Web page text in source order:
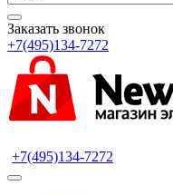
Заказать звонок
+7(495)134-7272
+7(495)134-7272